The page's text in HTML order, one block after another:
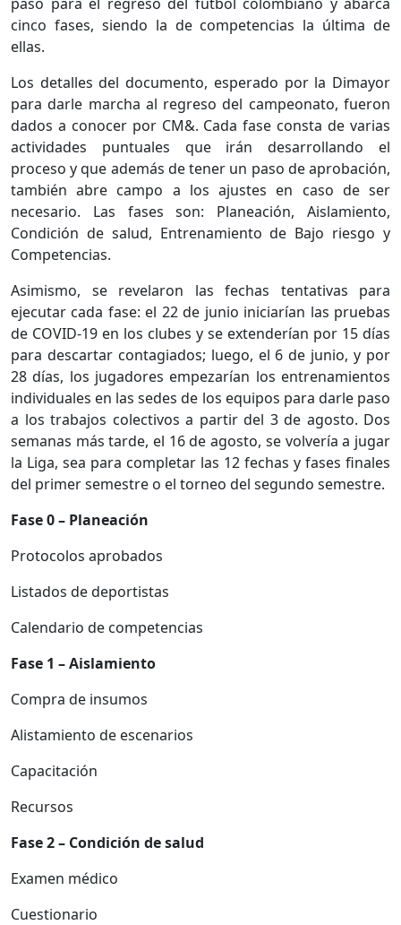
cinco fases, siendo la de competencias la última de
ellas.
Los detalles del documento, esperado por la Dimayor
para darle marcha al regreso del campeonato, fueron
dados a conocer por CM&. Cada fase consta de varias
actividades puntuales que irán desarrollando el
proceso y que además de tener un paso de aprobación,
también abre campo a los ajustes en caso de ser
necesario. Las fases son: Planeación, Aislamiento,
Condición de salud, Entrenamiento de Bajo riesgo y
Competencias.
Asimismo, se revelaron las fechas tentativas para
ejecutar cada fase: el 22 de junio iniciarían las pruebas
de COVID-19 en los clubes y se extenderían por 15 días
para descartar contagiados; luego, el 6 de junio, y por
28 días, los jugadores empezarían los entrenamientos
individuales en las sedes de los equipos para darle paso
a los trabajos colectivos a partir del 3 de agosto. Dos
semanas más tarde, el 16 de agosto, se volvería a jugar
la Liga, sea para completar las 12 fechas y fases finales
del primer semestre o el torneo del segundo semestre.
Fase 0 – Planeación
Protocolos aprobados
Listados de deportistas
Calendario de competencias
Fase 1 – Aislamiento
Compra de insumos
Alistamiento de escenarios
Capacitación
Recursos
Fase 2 – Condición de salud
Examen médico
Cuestionario